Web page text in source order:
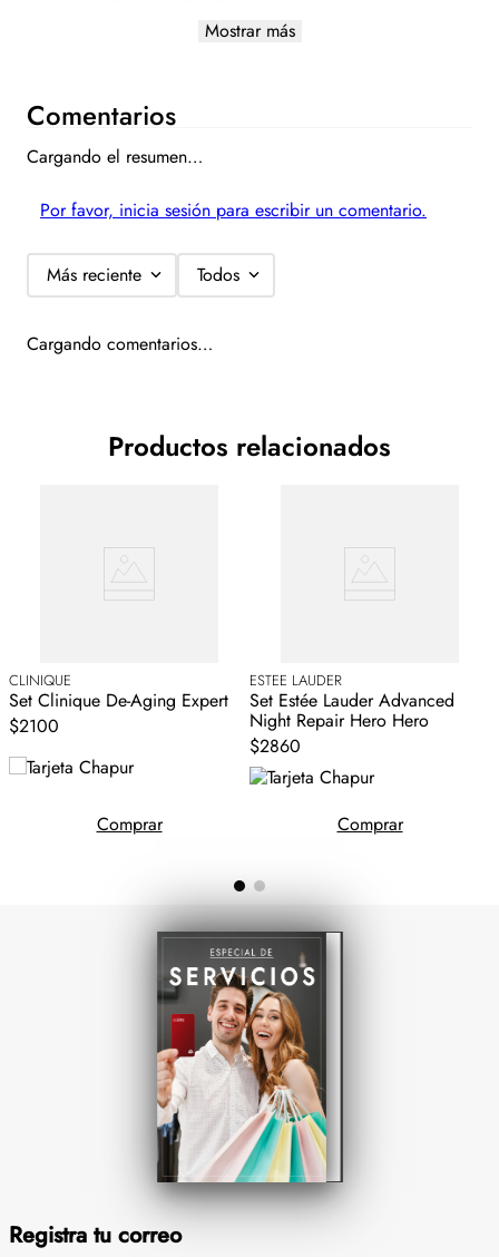
el Cuerpo 30 ml - El bálsamo perfecto para hidratar intensamente
Mostrar más
Comentarios
Cargando el resumen…
Por favor, inicia sesión para escribir un comentario.
Más reciente Todos
Cargando comentarios…
Productos relacionados
CLINIQUE
Set Clinique De-Aging Expert
$2100
Comprar
ESTEE LAUDER
Set Estée Lauder Advanced
Night Repair Hero Hero
$2860
Comprar
Registra tu correo